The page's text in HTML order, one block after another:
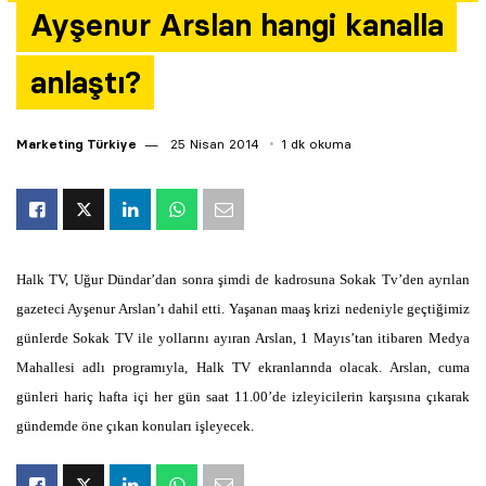
Ayşenur Arslan hangi kanalla
anlaştı?
Marketing Türkiye 25 Nisan 2014 1 dk okuma
Halk TV, Uğur Dündar’dan sonra şimdi de kadrosuna Sokak Tv’den ayrılan
gazeteci Ayşenur Arslan’ı dahil etti. Yaşanan maaş krizi nedeniyle geçtiğimiz
günlerde Sokak TV ile yollarını ayıran Arslan, 1 Mayıs’tan itibaren Medya
Mahallesi adlı programıyla, Halk TV ekranlarında olacak. Arslan, cuma
günleri hariç hafta içi her gün saat 11.00’de izleyicilerin karşısına çıkarak
gündemde öne çıkan konuları işleyecek.
Yazarlar
Araştırma